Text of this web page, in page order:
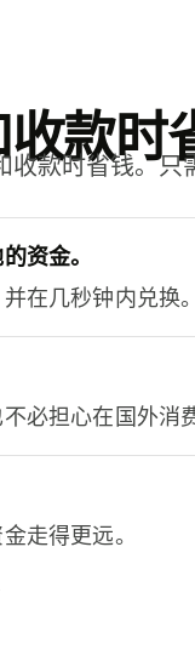
款时
款时省钱。只
资金。
在几秒钟内兑换。
必担心在国外消
走得更远。